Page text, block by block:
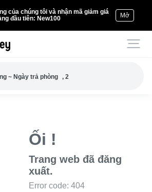
của chúng tôi và nhận mã giảm giá
đầu tiên: New100
Mở
~ Ngày trả phòng , 2
Ối !
Trang web đã đăng
xuất.
Error code: 404